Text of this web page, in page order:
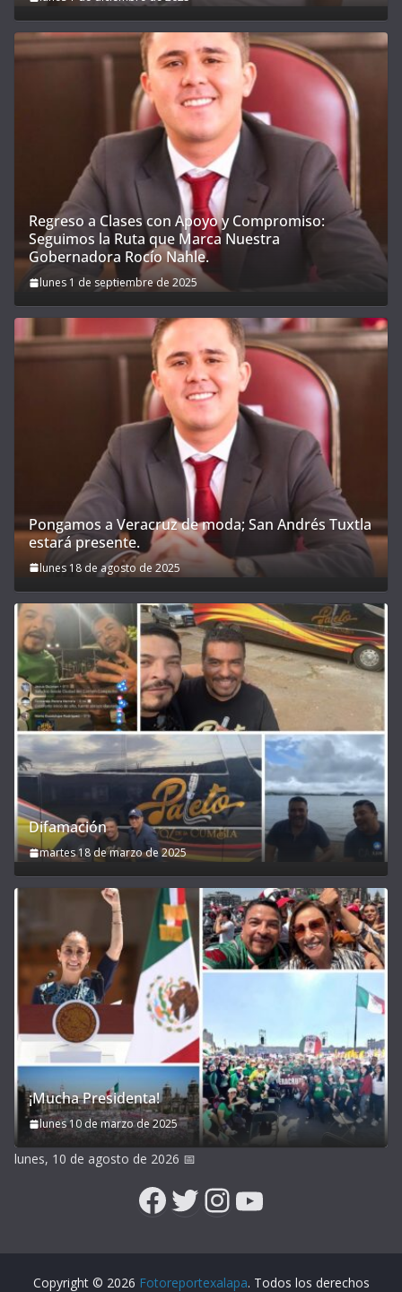
Regreso a Clases con Apoyo y Compromiso:
Seguimos la Ruta que Marca Nuestra
Gobernadora Rocío Nahle.
lunes 1 de septiembre de 2025
Pongamos a Veracruz de moda; San Andrés Tuxtla
estará presente.
lunes 18 de agosto de 2025
Difamación
martes 18 de marzo de 2025
¡Mucha Presidenta!
lunes 10 de marzo de 2025
lunes, 10 de agosto de 2026 📅
Facebook
Twitter
Instagram
YouTube
Copyright © 2026 Fotoreportexalapa. Todos los derechos